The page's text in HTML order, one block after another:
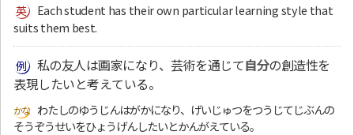
Each student has their own particular learning style that
suits them best.
私の友人は画家になり、芸術を通じて自分の創造性を
表現したいと考えている。
わたしのゆうじんはがかになり、げいじゅつをつうじてじぶんの
そうぞうせいをひょうげんしたいとかんがえている。